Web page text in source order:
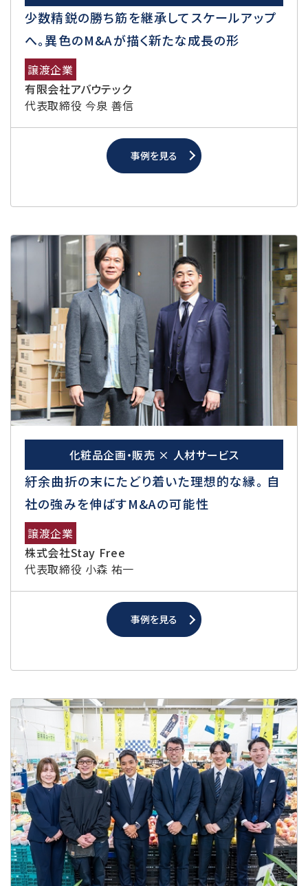
少数精鋭の勝ち筋を継承してスケールアップ
へ。異色のM&Aが描く新たな成長の形
譲渡企業
有限会社アバウテック
代表取締役 今泉 善信
事例を見る
化粧品企画・販売 × 人材サービス
紆余曲折の末にたどり着いた理想的な縁。 自
社の強みを伸ばすM&Aの可能性
譲渡企業
株式会社Stay Free
代表取締役 小森 祐一
事例を見る